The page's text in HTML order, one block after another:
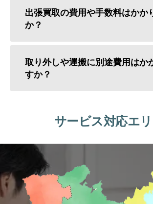
出張買取の費用や手数料はかか
か？
取り外しや運搬に別途費用はか
すか？
サービス対応エ